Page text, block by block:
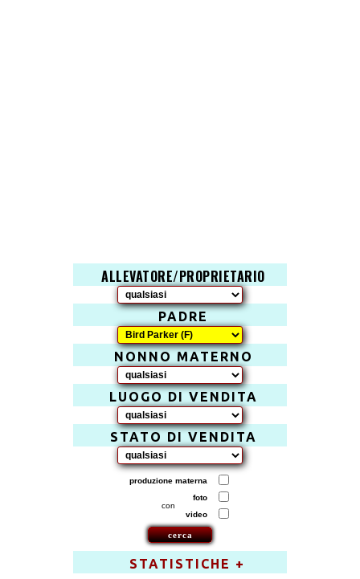
ALLEVATORE/PROPRIETARIO
PADRE
NONNO MATERNO
LUOGO DI VENDITA
STATO DI VENDITA
produzione materna
con
foto
video
STATISTICHE +